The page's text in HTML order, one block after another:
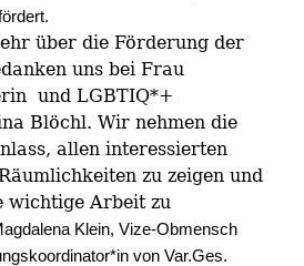
über die Förderung der
uns bei Frau
und LGBTIQ*+
Blöchl. Wir nehmen die
allen interessierten
zu zeigen und
wichtige Arbeit zu
Klein, Vize-Obmensch
von Var.Ges.